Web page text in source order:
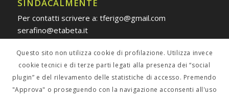
SINDACALMENTE
Per contatti scrivere a: tferigo@gmail.com
serafino@etabeta.it
POLICY PRIVACY
Questo sito non utilizza cookie di profilazione. Utilizza invece
cookie tecnici e di terze parti legati alla presenza dei “social
plugin” e del rilevamento delle statistiche di accesso. Premendo
"Approva" o proseguendo con la navigazione acconsenti all'uso